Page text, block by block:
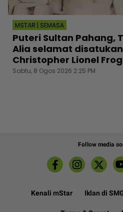
MSTAR | SEMASA
Puteri Sultan Pahang,
Alia selamat
Christopher Lionel
Sabtu, 8 Ogos 2026 2:25 PM
Follow media
Kenali mStar Iklan di